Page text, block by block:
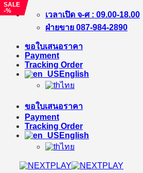
Skip
เวลาเปิด จ-ศ : 09.00-18.00
ฝ่ายขาย 087-984-2890
ขอใบเสนอราคา
Payment
Tracking Order
English
ไทย
ขอใบเสนอราคา
Payment
Tracking Order
English
ไทย
SALE
-%
SALE
-%
SALE
-%